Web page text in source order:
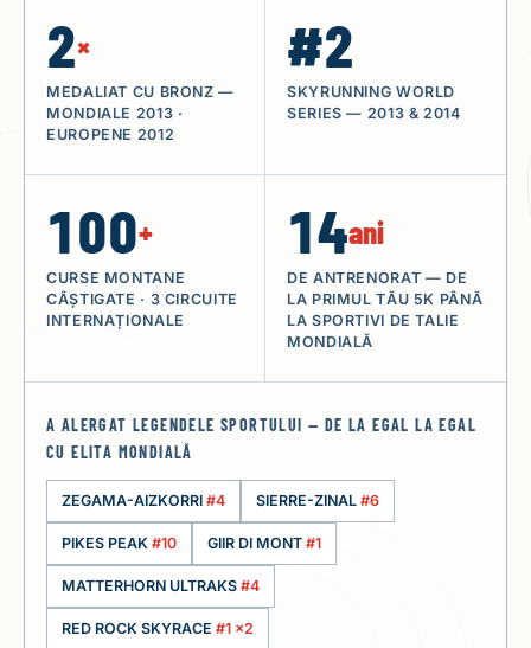
2×
MEDALIAT CU BRONZ —
MONDIALE 2013 ·
EUROPENE 2012
#2
SKYRUNNING WORLD
SERIES — 2013 & 2014
100+
CURSE MONTANE
CÂȘTIGATE · 3 CIRCUITE
INTERNAȚIONALE
14ani
DE ANTRENORAT — DE
LA PRIMUL TĂU 5K PÂNĂ
LA SPORTIVI DE TALIE
MONDIALĂ
A ALERGAT LEGENDELE SPORTULUI — DE LA EGAL LA EGAL
CU ELITA MONDIALĂ
ZEGAMA-AIZKORRI #4 SIERRE-ZINAL #6
PIKES PEAK #10 GIIR DI MONT #1
MATTERHORN ULTRAKS #4
RED ROCK SKYRACE #1 ×2